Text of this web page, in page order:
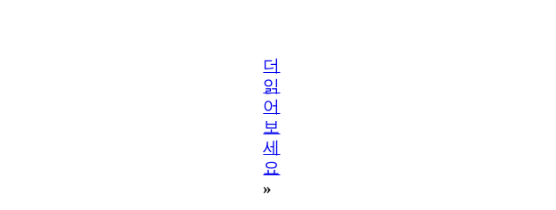
더
읽
어
보
세
요
»